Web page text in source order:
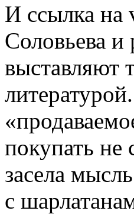
И ссылка на
Соловьева и
выставляют
покупать не
засела
с